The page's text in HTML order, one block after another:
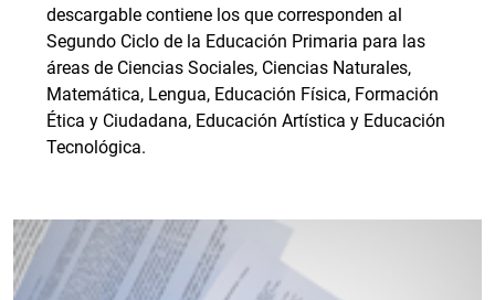
descargable contiene los que corresponden al
Segundo Ciclo de la Educación Primaria para las
áreas de Ciencias Sociales, Ciencias Naturales,
Matemática, Lengua, Educación Física, Formación
Ética y Ciudadana, Educación Artística y Educación
Tecnológica.